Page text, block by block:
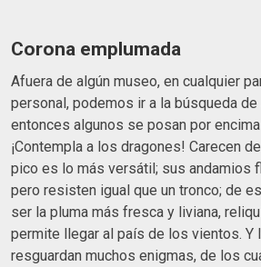
Corona emplumada
Afuera de algún museo, en cualquier
personal, podemos ir a la búsqueda
entonces algunos se posan por
¡Contempla a los dragones! Carecen
pico es lo más versátil; sus andamios
pero resisten igual que un tronco; de
ser la pluma más fresca y liviana,
permite llegar al país de los vientos. Y
resguardan muchos enigmas, de los